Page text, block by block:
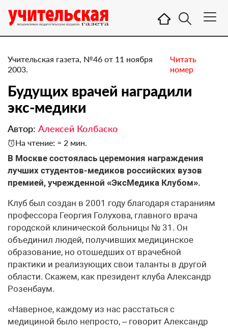
Учительская газета, №46 от 11 ноября
2003.
Читать
номер
Будущих врачей наградили
экс-медики
Автор: Алексей Колбаско
На чтение: ≈ 2 мин.
В Москве состоялась церемония награждения
лучших студентов-медиков российских вузов
премией, учрежденной «ЭксМедика Клубом».
Клуб был создан в 2001 году благодаря стараниям
профессора Георгия Голухова, главного врача
городской клинической больницы № 31. Он
объединил людей, получивших медицинское
образование, но отошедших от врачебной
практики и реализующих свои таланты в другой
области. Скажем, как президент клуба Александр
Розенбаум.
«Наверное, каждому из нас расстаться с
медициной было непросто, – говорит Александр